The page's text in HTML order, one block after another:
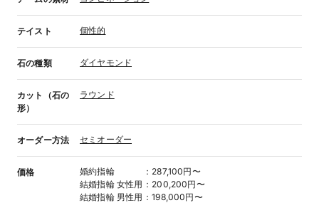
テイスト 個性的
石の種類 ダイヤモンド
カット（石の
形）
ラウンド
オーダー方法 セミオーダー
価格 婚約指輪 ： 287,100円〜
結婚指輪 女性用 ： 200,200円〜
結婚指輪 男性用 ：198,000円〜